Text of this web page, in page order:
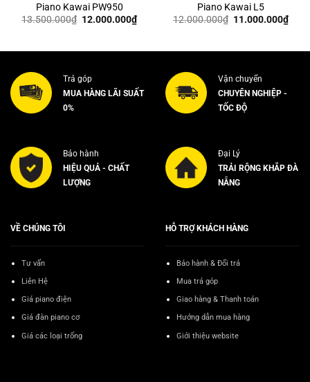
Piano Kawai PW950
13.500.000₫ Giá
12.000.000₫Giá
hiện
12.000.000₫.
Piano Kawai L5
12.000.000₫ Giá
11.000.000₫Giá
hiện
Trả góp
MUA HÀNG LÃI SUẤT
0%
Vận chuyển
CHUYÊN NGHIỆP -
TỐC ĐỘ
Bảo hành
HIỆU QUẢ - CHẤT
LƯỢNG
Đại Lý
TRẢI RỘNG KHẮP ĐÀ
NẴNG
VỀ CHÚNG TÔI
Tư vấn
Liên Hệ
Giá piano điện
Giá đàn piano cơ
Giá các loại trống
HỖ TRỢ KHÁCH HÀNG
Bảo hành & Đổi trả
Mua trả góp
Giao hàng & Thanh toán
Hướng dẫn mua hàng
Giới thiệu website